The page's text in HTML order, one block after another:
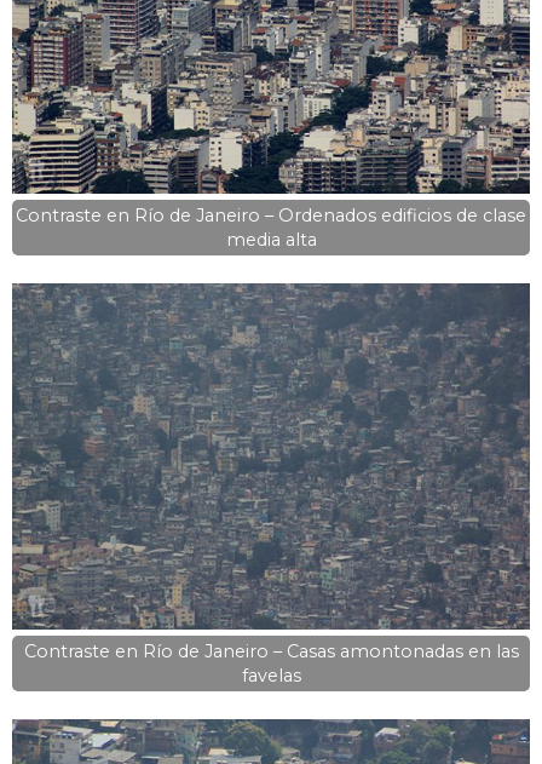
Contraste en Río de Janeiro – Ordenados edificios de clase
media alta
Contraste en Río de Janeiro – Casas amontonadas en las
favelas